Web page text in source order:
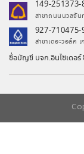
149-
สาขาถนนนวลจัน
927-
สาขาเดอะวอล์ค
ชื่อบัญชี บจก.อินไซเดอร์